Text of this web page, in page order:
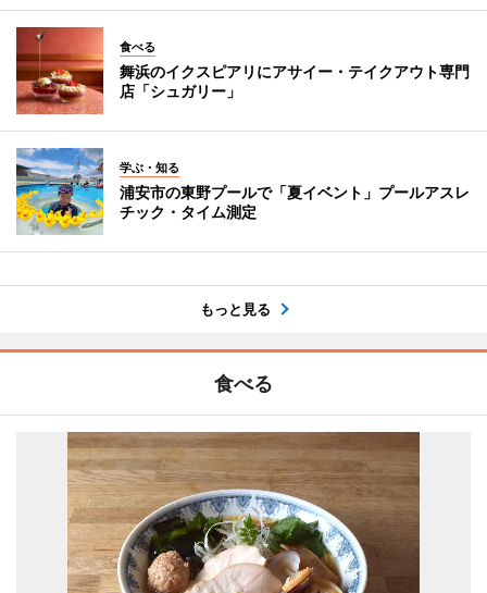
食べる
舞浜のイクスピアリにアサイー・テイクアウト専門
店「シュガリー」
学ぶ・知る
浦安市の東野プールで「夏イベント」プールアスレ
チック・タイム測定
もっと見る
食べる